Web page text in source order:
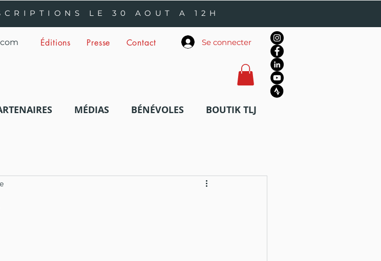
LE 30 AOUT A 12H
Éditions Presse Contact Se connecter
MÉDIAS BÉNÉVOLES BOUTIK TLJ